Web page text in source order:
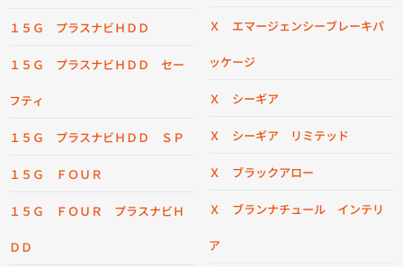
１５Ｇ プラスナビＨＤＤ
１５Ｇ プラスナビＨＤＤ セー
フティ
１５Ｇ プラスナビＨＤＤ ＳＰ
１５Ｇ ＦＯＵＲ
１５Ｇ ＦＯＵＲ プラスナビＨ
ＤＤ
Ｘ エマージェンシーブレーキパ
ッケージ
Ｘ シーギア
Ｘ シーギア リミテッド
Ｘ ブラックアロー
Ｘ ブランナチュール インテリ
ア